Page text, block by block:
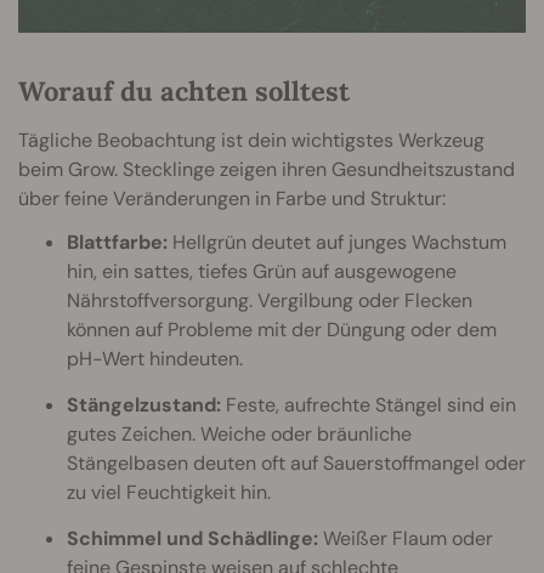
Worauf du achten solltest
Tägliche Beobachtung ist dein wichtigstes Werkzeug
beim Grow. Stecklinge zeigen ihren Gesundheitszustand
über feine Veränderungen in Farbe und Struktur:
Blattfarbe: Hellgrün deutet auf junges Wachstum
hin, ein sattes, tiefes Grün auf ausgewogene
Nährstoffversorgung. Vergilbung oder Flecken
können auf Probleme mit der Düngung oder dem
pH-Wert hindeuten.
Stängelzustand: Feste, aufrechte Stängel sind ein
gutes Zeichen. Weiche oder bräunliche
Stängelbasen deuten oft auf Sauerstoffmangel oder
zu viel Feuchtigkeit hin.
Schimmel und Schädlinge: Weißer Flaum oder
feine Gespinste weisen auf schlechte